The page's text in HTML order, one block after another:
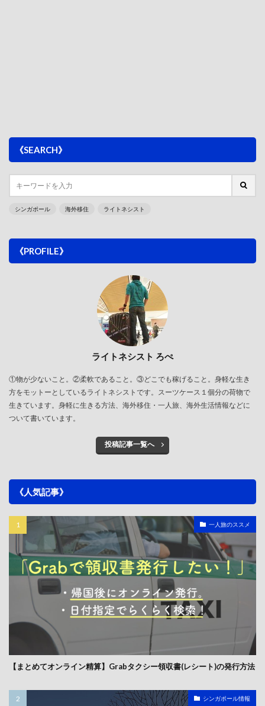
《SEARCH》
シンガポール 海外移住 ライトネシスト
《PROFILE》
ライトネシスト ろぺ
①物が少ないこと。②柔軟であること。③どこでも稼げること。身軽な生き
方をモットーとしているライトネシストです。スーツケース１個分の荷物で
生きています。身軽に生きる方法、海外移住・一人旅、海外生活情報などに
ついて書いています。
投稿記事一覧へ
《人気記事》
一人旅のススメ
【まとめてオンライン精算】Grabタクシー領収書(レシート)の発行方法
シンガポール情報